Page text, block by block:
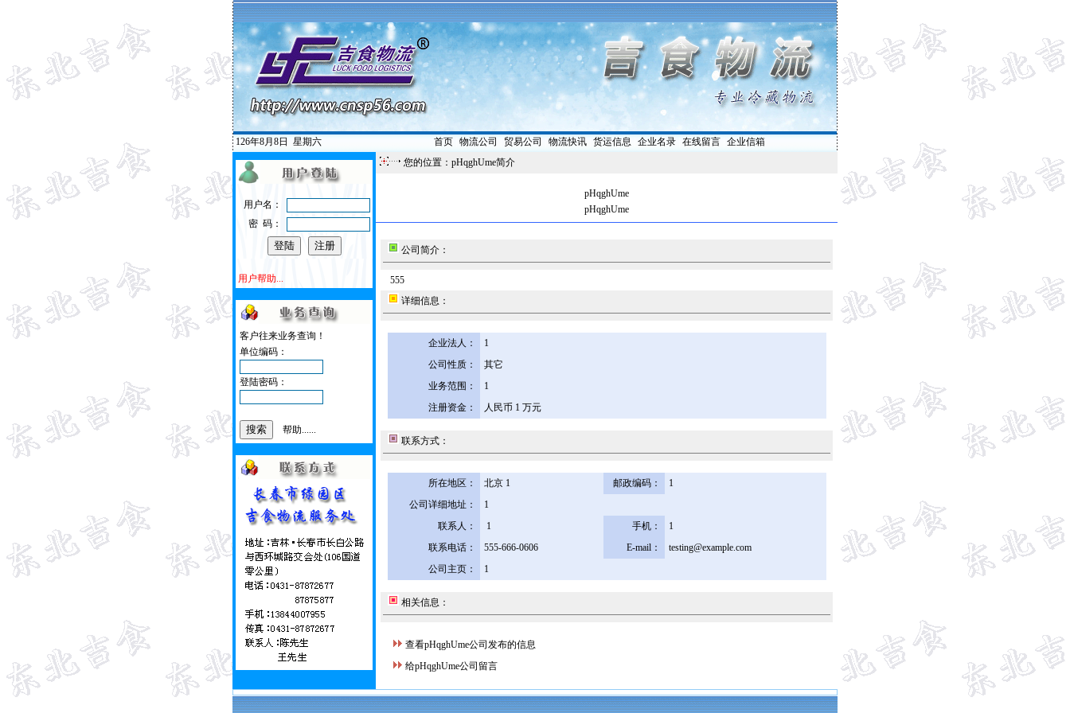
126年8月8日 星期六 首页| 物流公司 贸易公司 物流快讯| 货运信息 企业名录| 在线留言| 企业信箱
用户名：
密 码：
用户帮助...
客户往来业务查询！
单位编码：
登陆密码：
帮助......
您的位置：pHqghUme简介
pHqghUme
pHqghUme
公司简介：
555
详细信息：
企业法人：
1
公司性质：
其它
业务范围：
1
注册资金：
人民币 1 万元
联系方式：
所在地区： 北京 1 邮政编码：
1
公司详细地址：
1
联系人：
1 手机：
1
联系电话：
555-666-0606 E-mail：
testing@example.com
公司主页：
1
相关信息：
查看pHqghUme公司发布的信息
给pHqghUme公司留言